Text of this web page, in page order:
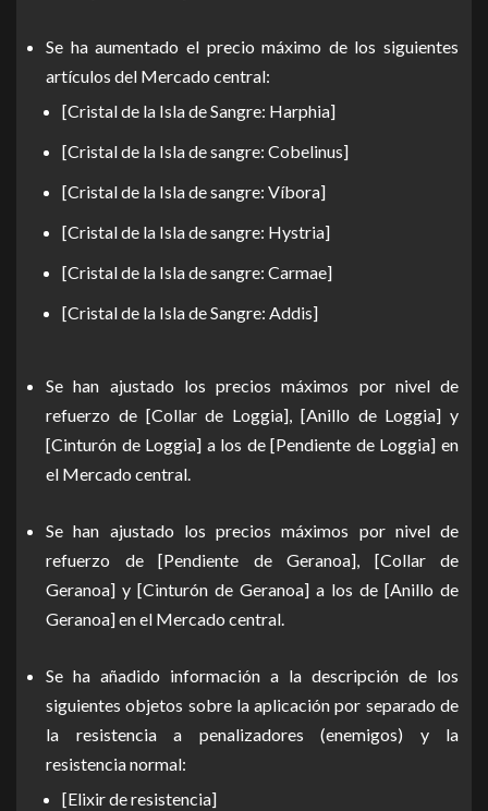
Se ha aumentado el precio máximo de los siguientes
artículos del Mercado central:
[Cristal de la Isla de Sangre: Harphia]
[Cristal de la Isla de sangre: Cobelinus]
[Cristal de la Isla de sangre: Víbora]
[Cristal de la Isla de sangre: Hystria]
[Cristal de la Isla de sangre: Carmae]
[Cristal de la Isla de Sangre: Addis]
Se han ajustado los precios máximos por nivel de
refuerzo de [Collar de Loggia], [Anillo de Loggia] y
[Cinturón de Loggia] a los de [Pendiente de Loggia] en
el Mercado central.
Se han ajustado los precios máximos por nivel de
refuerzo de [Pendiente de Geranoa], [Collar de
Geranoa] y [Cinturón de Geranoa] a los de [Anillo de
Geranoa] en el Mercado central.
Se ha añadido información a la descripción de los
siguientes objetos sobre la aplicación por separado de
la resistencia a penalizadores (enemigos) y la
resistencia normal:
[Elixir de resistencia]